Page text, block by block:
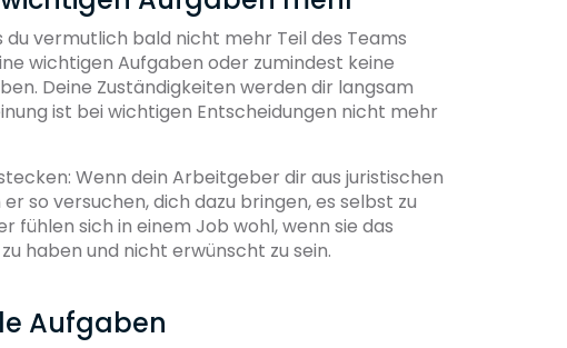
vermutlich bald nicht mehr Teil des Teams
wichtigen Aufgaben oder zumindest keine
Deine Zuständigkeiten werden dir langsam
ist bei wichtigen Entscheidungen nicht mehr
Wenn dein Arbeitgeber dir aus juristischen
so versuchen, dich dazu bringen, es selbst zu
fühlen sich in einem Job wohl, wenn sie das
haben und nicht erwünscht zu sein.
Aufgaben